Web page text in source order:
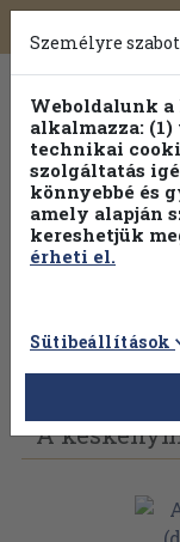
Toggle
Vissza az
A
Személyre
Weboldalunk
alkalmazza: (1)
technikai
szolgáltatás
könnyebbé és
amely alapján
kereshetjük
érheti el.
Sütibeállítások